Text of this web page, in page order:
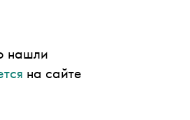
нашли
на сайте